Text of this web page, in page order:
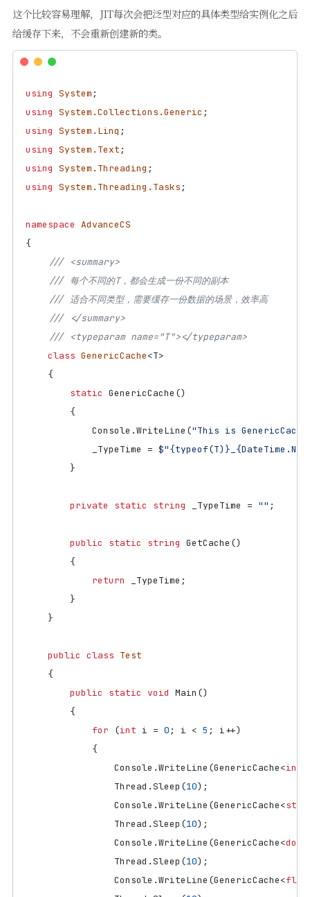
这个比较容易理解，JIT每次会把泛型对应的具体类型给实例化之后
给缓存下来，不会重新创建新的类。
using System;
using System.Collections.Generic ;
using System.Linq ;
using System.Text;
using System.Threading ;
using System.Threading.Tasks;
namespace AdvanceCS
{
/// <summary>
/// 每个不同的T，都会生成一份不同的副本
/// 适合不同类型，需要缓存一份数据的场景，效率高
/// </summary>
/// <typeparam name="T"></typeparam>
class GenericCache<T>
{
static GenericCache ()
{
Console .WriteLine ("This is
_TypeTime
=
}
private static string _TypeTime = "" ;
public static string GetCache ()
{
return _TypeTime ;
}
}
public class Test
{
public
static void Main ()
{
for
(int i = 0; i < 5 ; i++)
{
Console .WriteLine (GenericCache<int
Thread .Sleep (10);
Console .WriteLine (GenericCache<
Thread .Sleep (10);
Console .WriteLine (GenericCache<
Thread .Sleep (10);
Console .WriteLine (GenericCache<